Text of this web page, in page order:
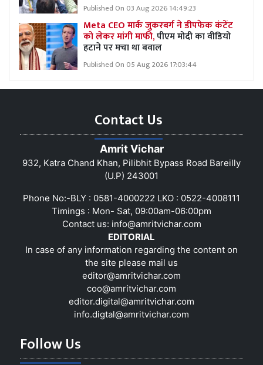
Published On 03 Aug 2026 14:49:23
Meta CEO मार्क जुकरबर्ग ने डीपफेक कंटेंट
को लेकर मांगी माफी,पीएम मोदी का वीडियो
हटाने पर मचा था बवाल
Published On 05 Aug 2026 17:03:44
Contact Us
Amrit Vichar
932, Katra Chand Khan, Pilibhit Bypass Road Bareilly
(U.P) 243001
Phone No:-BLY : 0581-4000222 LKO : 0522-4008111
Timings : Mon- Sat, 09:00am-06:00pm
Contact us: info@amritvichar.com
EDITORIAL
In case of any information regarding the content on
the site please mail us
editor@amritvichar.com
coo@amritvichar.com
editor.digital@amritvichar.com
info.digtal@amritvichar.com
Follow Us